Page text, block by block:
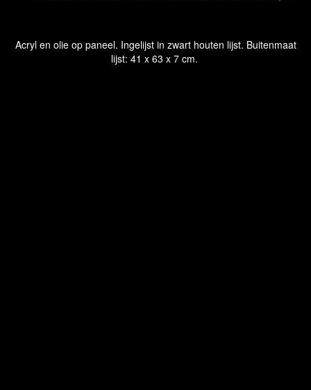
Acryl en olie op paneel. Ingelijst in zwart houten lijst. Buitenmaat
lijst: 41 x 63 x 7 cm.